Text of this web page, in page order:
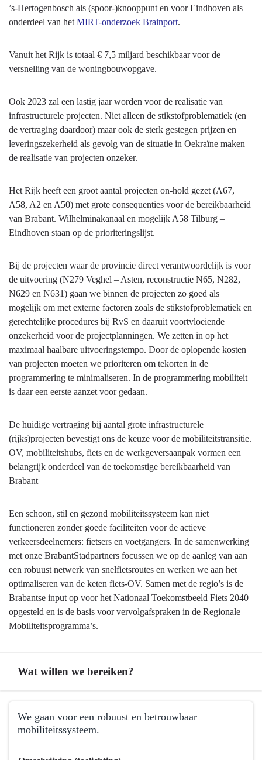
’s-Hertogenbosch als (spoor-)knooppunt en voor Eindhoven als
onderdeel van het MIRT-onderzoek Brainport.
Vanuit het Rijk is totaal € 7,5 miljard beschikbaar voor de
versnelling van de woningbouwopgave.
Ook 2023 zal een lastig jaar worden voor de realisatie van
infrastructurele projecten. Niet alleen de stikstofproblematiek (en
de vertraging daardoor) maar ook de sterk gestegen prijzen en
leveringszekerheid als gevolg van de situatie in Oekraïne maken
de realisatie van projecten onzeker.
Het Rijk heeft een groot aantal projecten on-hold gezet (A67,
A58, A2 en A50) met grote consequenties voor de bereikbaarheid
van Brabant. Wilhelminakanaal en mogelijk A58 Tilburg –
Eindhoven staan op de prioriteringslijst.
Bij de projecten waar de provincie direct verantwoordelijk is voor
de uitvoering (N279 Veghel – Asten, reconstructie N65, N282,
N629 en N631) gaan we binnen de projecten zo goed als
mogelijk om met externe factoren zoals de stikstofproblematiek en
gerechtelijke procedures bij RvS en daaruit voortvloeiende
onzekerheid voor de projectplanningen. We zetten in op het
maximaal haalbare uitvoeringstempo. Door de oplopende kosten
van projecten moeten we prioriteren om tekorten in de
programmering te minimaliseren. In de programmering mobiliteit
is daar een eerste aanzet voor gedaan.
De huidige vertraging bij aantal grote infrastructurele
(rijks)projecten bevestigt ons de keuze voor de mobiliteitstransitie.
OV, mobiliteitshubs, fiets en de werkgeversaanpak vormen een
belangrijk onderdeel van de toekomstige bereikbaarheid van
Brabant
Een schoon, stil en gezond mobiliteitssysteem kan niet
functioneren zonder goede faciliteiten voor de actieve
verkeersdeelnemers: fietsers en voetgangers. In de samenwerking
met onze BrabantStadpartners focussen we op de aanleg van aan
een robuust netwerk van snelfietsroutes en werken we aan het
optimaliseren van de keten fiets-OV. Samen met de regio’s is de
Brabantse input op voor het Nationaal Toekomstbeeld Fiets 2040
opgesteld en is de basis voor vervolgafspraken in de Regionale
Mobiliteitsprogramma’s.
Wat willen we bereiken?
navigatie
We gaan voor een robuust en betrouwbaar
mobiliteitssysteem.